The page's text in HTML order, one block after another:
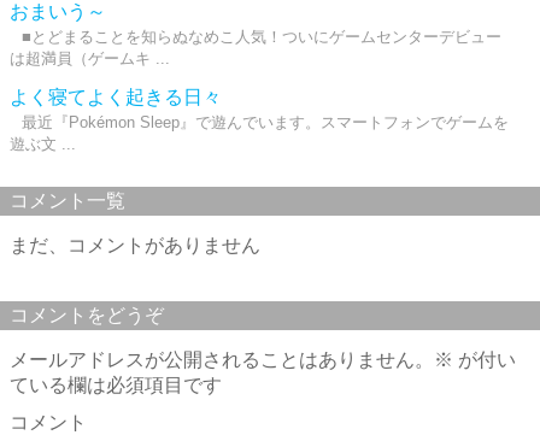
おまいう～
■とどまることを知らぬなめこ人気！ついにゲームセンターデビュー
は超満員（ゲームキ ...
よく寝てよく起きる日々
最近『Pokémon Sleep』で遊んでいます。スマートフォンでゲームを
遊ぶ文 ...
コメント一覧
まだ、コメントがありません
コメントをどうぞ
メールアドレスが公開されることはありません。 ※ が付い
ている欄は必須項目です
コメント